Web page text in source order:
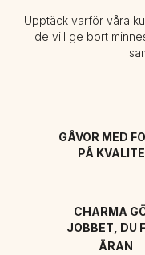
Upptäck varför våra
de vill ge bort
GÅVOR MED
PÅ
CHARMA
JOBBET, DU
ÄRAN